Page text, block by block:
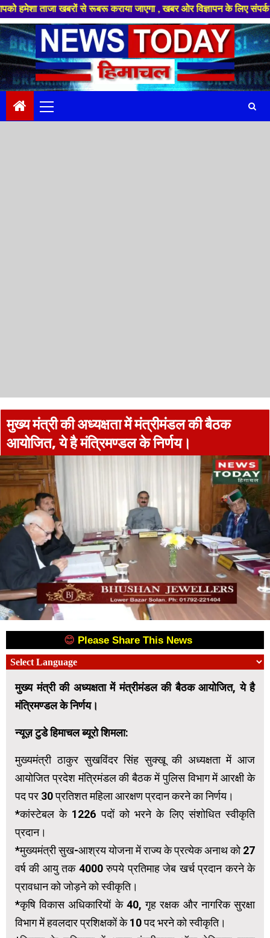
खबरों से रूबरू कराया जाएगा , खबर ओर विज्ञापन के लिए संपर्क करे +91
Skip
to
content
Menu
मुख्य मंत्री की अध्यक्षता में मंत्रीमंडल की बैठक
आयोजित, ये है मंत्रिमण्डल के निर्णय।
😊 Please Share This News
मुख्य मंत्री की अध्यक्षता में मंत्रीमंडल की बैठक आयोजित, ये है
मंत्रिमण्डल के निर्णय।
न्यूज़ टुडे हिमाचल ब्यूरो शिमला:
मुख्यमंत्री ठाकुर सुखविंदर सिंह सुक्खू की अध्यक्षता में आज
आयोजित प्रदेश मंत्रिमंडल की बैठक में पुलिस विभाग में आरक्षी के
पद पर 30 प्रतिशत महिला आरक्षण प्रदान करने का निर्णय।
*कांस्टेबल के 1226 पदों को भरने के लिए संशोधित स्वीकृति
प्रदान।
*मुख्यमंत्री सुख-आश्रय योजना में राज्य के प्रत्येक अनाथ को 27
वर्ष की आयु तक 4000 रुपये प्रतिमाह जेब खर्च प्रदान करने के
प्रावधान को जोड़ने को स्वीकृति।
*कृषि विकास अधिकारियों के 40, गृह रक्षक और नागरिक सुरक्षा
विभाग में हवलदार प्रशिक्षकों के 10 पद भरने को स्वीकृति।